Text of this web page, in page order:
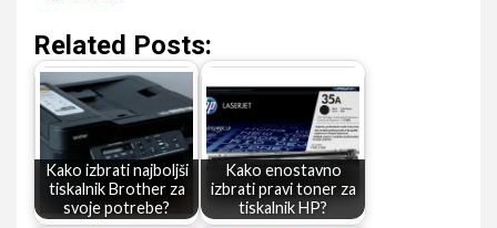
Related Posts:
Kako izbrati najboljši
tiskalnik Brother za
svoje potrebe?
Kako enostavno
izbrati pravi toner za
tiskalnik HP?